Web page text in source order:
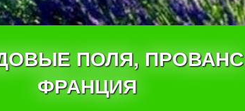
ПОЛЯ,
ФРАНЦИЯ